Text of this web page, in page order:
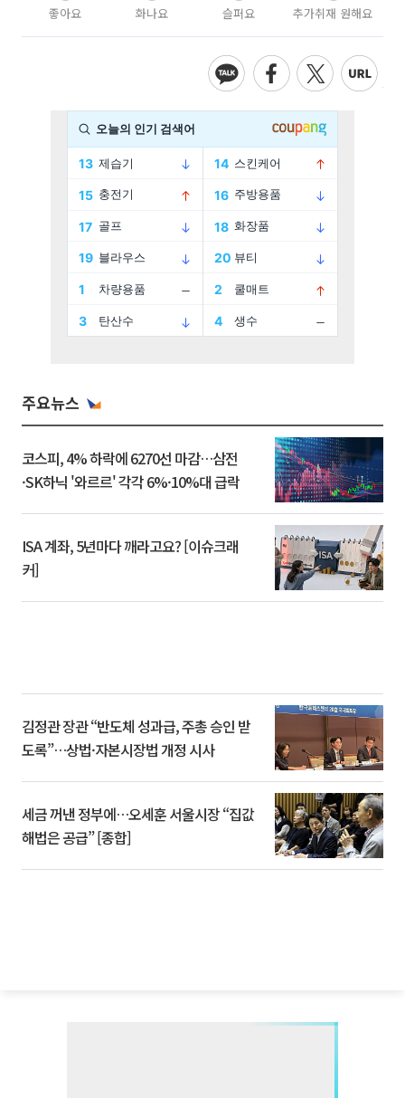
좋아요 화나요 슬퍼요 추가취재 원해요
주요뉴스
코스피, 4% 하락에 6270선 마감…삼전
·SK하닉 '와르르' 각각 6%·10%대 급락
ISA 계좌, 5년마다 깨라고요? [이슈크래
커]
김정관 장관 “반도체 성과급, 주총 승인 받
도록”…상법·자본시장법 개정 시사
세금 꺼낸 정부에…오세훈 서울시장 “집값
해법은 공급” [종합]